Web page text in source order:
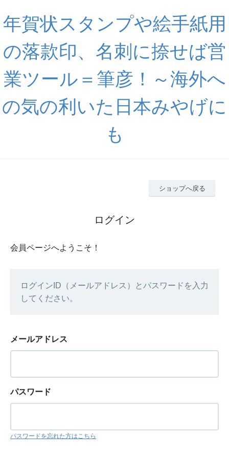
年賀状スタンプや絵手紙用
の落款印、名刺に捺せば営
業ツール＝筆彦！～海外へ
の気の利いた日本みやげに
も
ショップへ戻る
ログイン
会員ページへようこそ！
ログインID（メールアドレス）とパスワードを入力
してください。
メールアドレス
パスワード
パスワードを忘れた方はこちら